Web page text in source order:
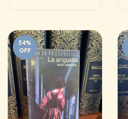
54%
OFF